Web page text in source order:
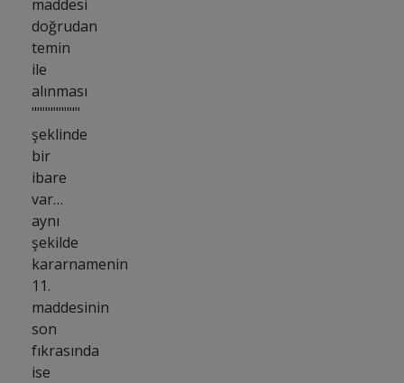
maddesi
doğrudan
temin
ile
alınması
"""""""""
şeklinde
bir
ibare
var…
aynı
şekilde
kararnamenin
11.
maddesinin
son
fıkrasında
ise